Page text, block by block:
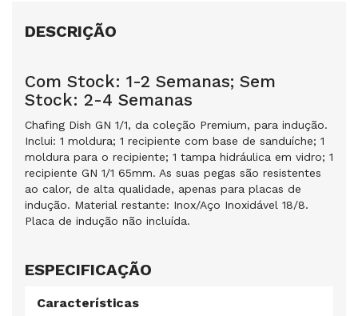
DESCRIÇÃO
Com Stock: 1-2 Semanas; Sem
Stock: 2-4 Semanas
Chafing Dish GN 1/1, da coleção Premium, para indução.
Inclui: 1 moldura; 1 recipiente com base de sanduíche; 1
moldura para o recipiente; 1 tampa hidráulica em vidro; 1
recipiente GN 1/1 65mm. As suas pegas são resistentes
ao calor, de alta qualidade, apenas para placas de
indução. Material restante: Inox/Aço Inoxidável 18/8.
Placa de indução não incluída.
ESPECIFICAÇÃO
Características